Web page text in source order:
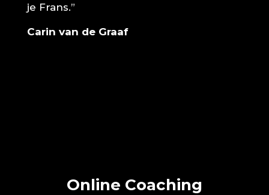
je Frans.”
Carin van de Graaf
Online Coaching